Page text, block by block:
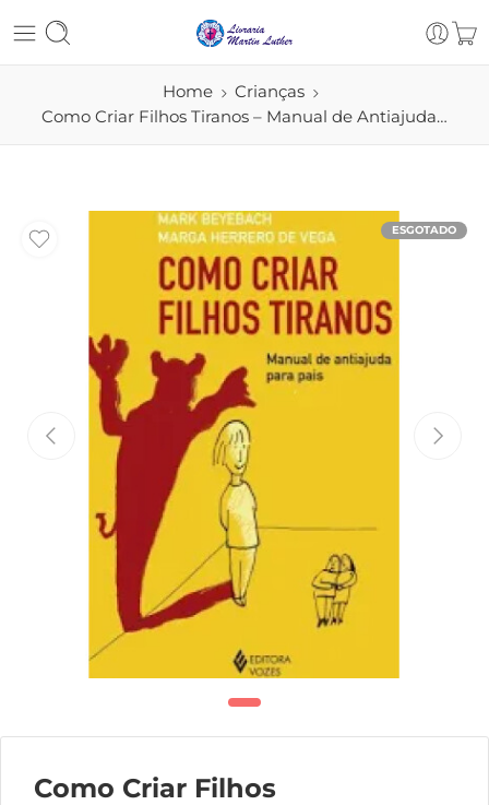
Home
Crianças
Como Criar Filhos Tiranos – Manual de Antiajuda…
ESGOTADO
Como Criar Filhos